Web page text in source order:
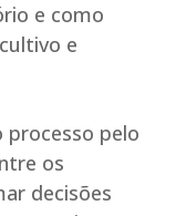
e como
e
processo pelo
os
decisões